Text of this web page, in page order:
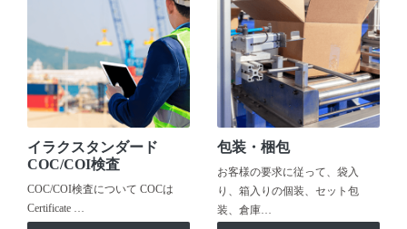
イラクスタンダード
COC/COI検査
COC/COI検査について COCは
Certificate …
包装・梱包
お客様の要求に従って、袋入
り、箱入りの個装、セット包
装、倉庫…